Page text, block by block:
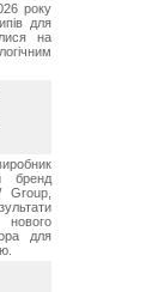
року
для
на
бренд
Group,
для